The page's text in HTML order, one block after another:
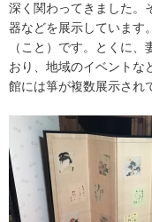
深く関わってきました。
器などを展示しています
（こと）です。とくに
おり、地域のイベントな
館には箏が複数展示され